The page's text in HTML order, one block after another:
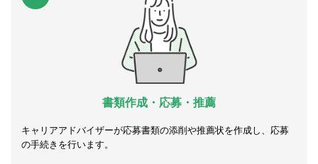
書類作成・応募・推薦
キャリアアドバイザーが応募書類の添削や推薦状を作成し、応募
の手続きを行います。